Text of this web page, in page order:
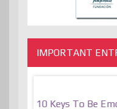
IMPORTANT
10 Keys To Be